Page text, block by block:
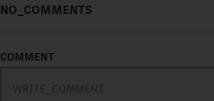
NO_COMMENTS
COMMENT